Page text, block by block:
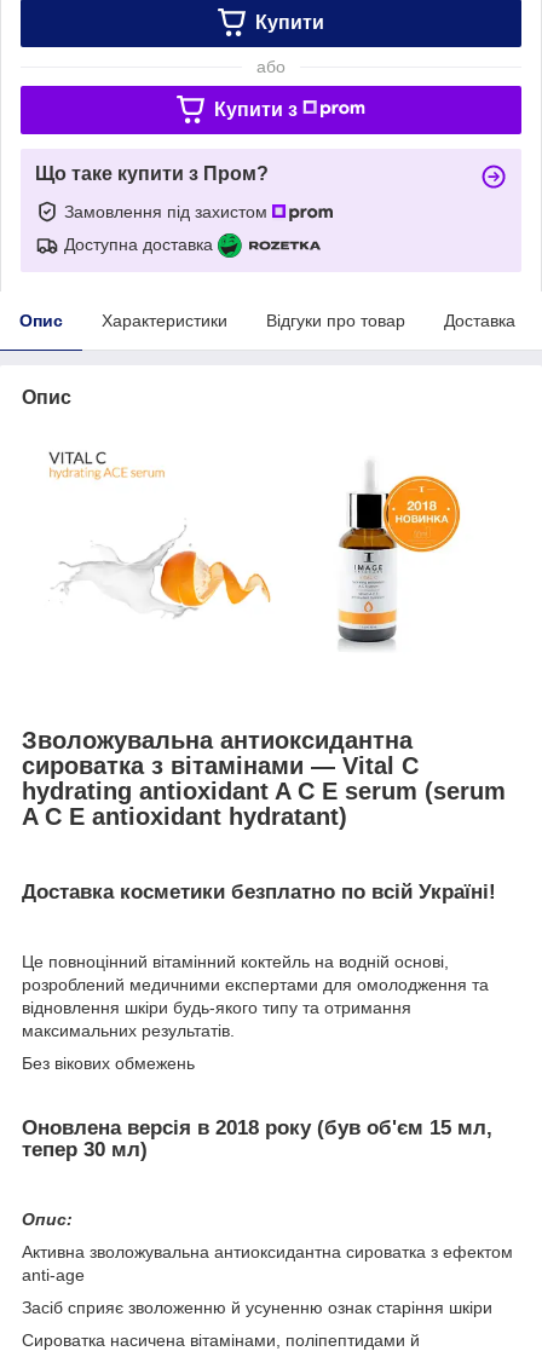
Купити
або
Купити з
Що таке купити з Пром?
Замовлення під захистом
Доступна доставка
Опис Характеристики Відгуки про товар Доставка
Опис
Зволожувальна антиоксидантна
сироватка з вітамінами — Vital C
hydrating antioxidant A C E serum (serum
A C E antioxidant hydratant)
Доставка косметики безплатно по всій Україні!
Це повноцінний вітамінний коктейль на водній основі,
розроблений медичними експертами для омолодження та
відновлення шкіри будь-якого типу та отримання
максимальних результатів.
Без вікових обмежень
Оновлена версія в 2018 року (був об'єм 15 мл,
тепер 30 мл)
Опис:
Активна зволожувальна антиоксидантна сироватка з ефектом
anti-age
Засіб сприяє зволоженню й усуненню ознак старіння шкіри
Сироватка насичена вітамінами, поліпептидами й